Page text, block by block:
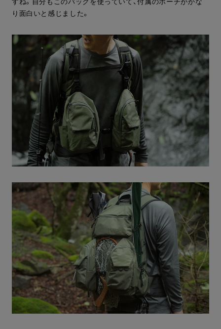
り面白いと感じました。